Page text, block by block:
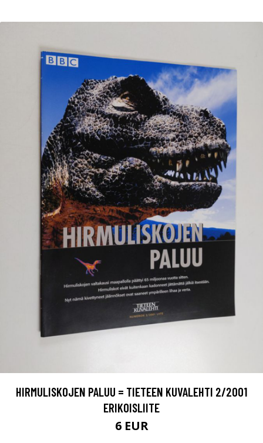
HIRMULISKOJEN PALUU = TIETEEN KUVALEHTI 2/2001
ERIKOISLIITE
6 EUR